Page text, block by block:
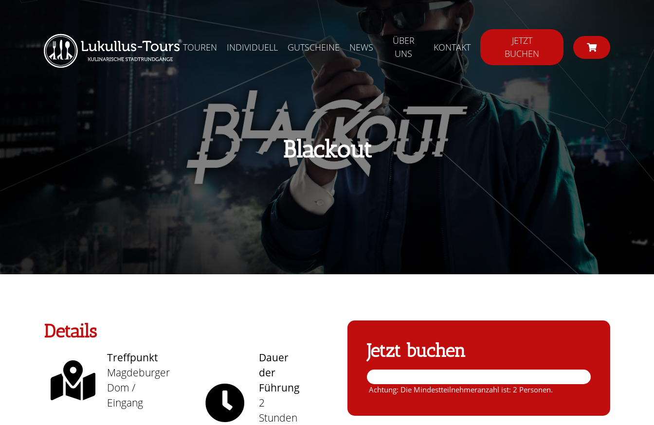
TOUREN INDIVIDUELL GUTSCHEINE NEWS
ÜBER
UNS
KONTAKT
JETZT
BUCHEN
Blackout
Details
Treffpunkt
Magdeburger
Dom /
Eingang
Dauer
der
Führung
2
Stunden
Jetzt buchen
Achtung: Die Mindestteilnehmeranzahl ist: 2 Personen.